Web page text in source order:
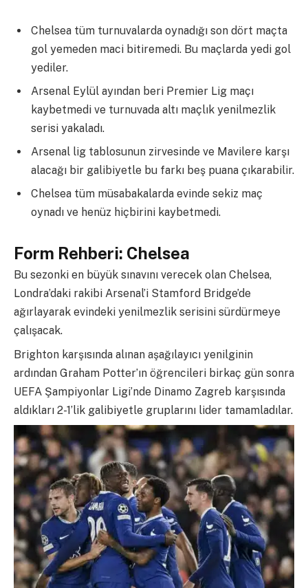
Chelsea tüm turnuvalarda oynadığı son dört maçta
gol yemeden maci bitiremedi. Bu maçlarda yedi gol
yediler.
Arsenal Eylül ayından beri Premier Lig maçı
kaybetmedi ve turnuvada altı maçlık yenilmezlik
serisi yakaladı.
Arsenal lig tablosunun zirvesinde ve Mavilere karşı
alacağı bir galibiyetle bu farkı beş puana çıkarabilir.
Chelsea tüm müsabakalarda evinde sekiz maç
oynadı ve henüz hiçbirini kaybetmedi.
Form Rehberi: Chelsea
Bu sezonki en büyük sınavını verecek olan Chelsea,
Londra’daki rakibi Arsenal’i Stamford Bridge’de
ağırlayarak evindeki yenilmezlik serisini sürdürmeye
çalışacak.
Brighton karşısında alınan aşağılayıcı yenilginin
ardından Graham Potter’ın öğrencileri birkaç gün sonra
UEFA Şampiyonlar Ligi’nde Dinamo Zagreb karşısında
aldıkları 2-1’lik galibiyetle gruplarını lider tamamladılar.